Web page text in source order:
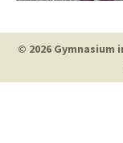
© 2026 Gymnasium